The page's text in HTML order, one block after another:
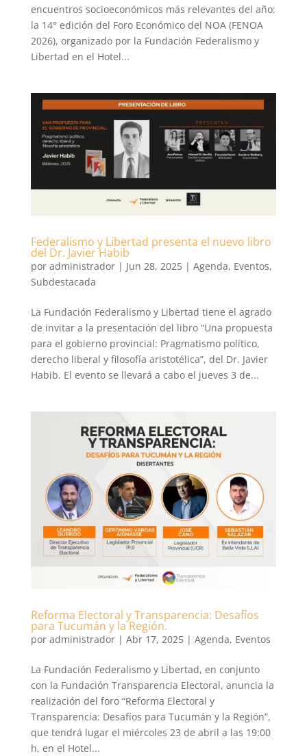
encuentros socioeconómicos más relevantes del año:
la 14° edición del Foro Económico del NOA (FENOA
2026), organizado por la Fundación Federalismo y
Libertad en el Hotel...
Federalismo y Libertad presenta el nuevo libro
del Dr. Javier Habib
por administrador| Jun 28, 2025| Agenda, Eventos,
Subdestacada
La Fundación Federalismo y Libertad tiene el agrado
de invitar a la presentación del libro “Una propuesta
para el gobierno provincial: Pragmatismo político,
derecho liberal y filosofía aristotélica”, del Dr. Javier
Habib. El evento se llevará a cabo el jueves 3 de...
Reforma Electoral y Transparencia: Desafíos
para Tucumán y la Región.
por administrador| Abr 17, 2025| Agenda, Eventos
La Fundación Federalismo y Libertad, en conjunto
con la Fundación Transparencia Electoral, anuncia la
realización del foro “Reforma Electoral y
Transparencia: Desafíos para Tucumán y la Región”,
que tendrá lugar el miércoles 23 de abril a las 19:00
h, en el Hotel...